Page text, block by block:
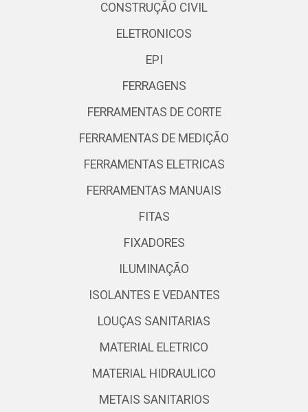
CONSTRUÇÃO CIVIL
ELETRONICOS
EPI
FERRAGENS
FERRAMENTAS DE CORTE
FERRAMENTAS DE MEDIÇÃO
FERRAMENTAS ELETRICAS
FERRAMENTAS MANUAIS
FITAS
FIXADORES
ILUMINAÇÃO
ISOLANTES E VEDANTES
LOUÇAS SANITARIAS
MATERIAL ELETRICO
MATERIAL HIDRAULICO
METAIS SANITARIOS